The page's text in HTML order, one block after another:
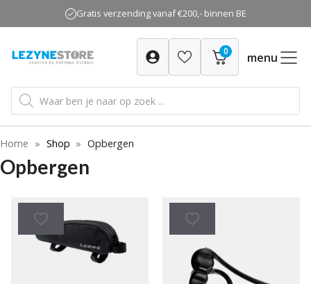
naar
inhoud
Gratis verzending vanaf €200,- binnen BE
0 menu
Producten
zoeken
Home » Shop » Opbergen
Opbergen